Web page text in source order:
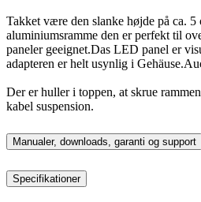
Takket være den slanke højde på ca.
aluminiumsramme den er perfekt til
paneler geeignet.Das LED panel er
adapteren er helt usynlig i
Der er huller i toppen, at skrue
kabel suspension.
Manualer, downloads, garanti og support
Specifikationer